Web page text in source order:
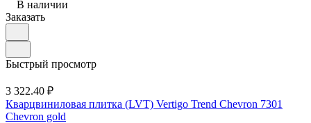
В наличии
Заказать
Быстрый просмотр
3 322.40 ₽
Кварцвиниловая плитка (LVT) Vertigo Trend Chevron 7301
Chevron gold